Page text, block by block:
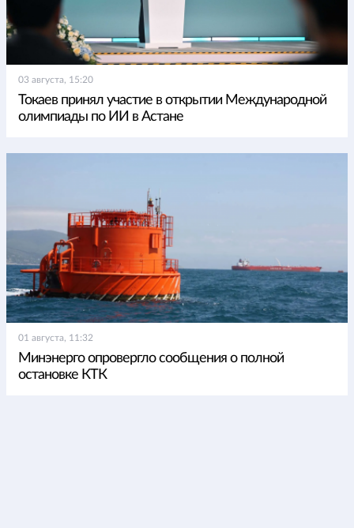
03 августа, 15:20
Токаев принял участие в открытии Международной
олимпиады по ИИ в Астане
01 августа, 11:32
Минэнерго опровергло сообщения о полной
остановке КТК